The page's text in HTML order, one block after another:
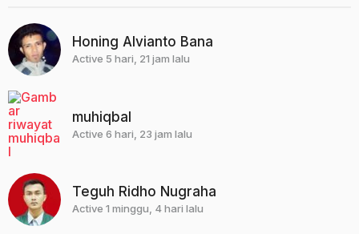
Honing Alvianto Bana
Active 5 hari, 21 jam lalu
muhiqbal
Active 6 hari, 23 jam lalu
Teguh Ridho Nugraha
Active 1 minggu, 4 hari lalu